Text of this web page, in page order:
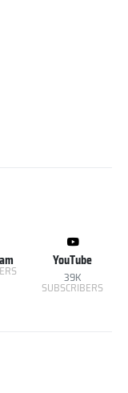
YouTube
39K
SUBSCRIBERS